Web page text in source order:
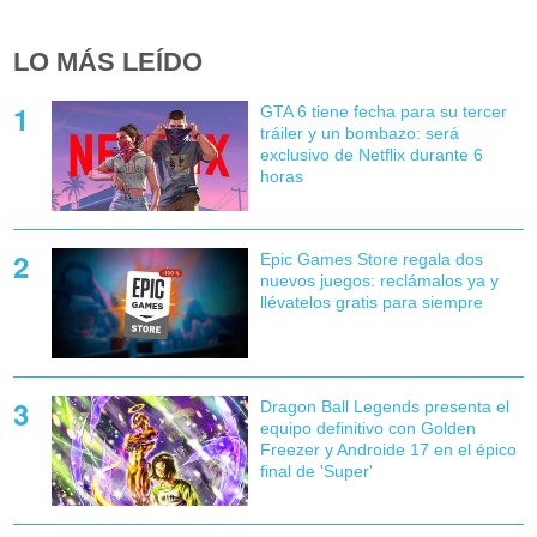
LO MÁS LEÍDO
GTA 6 tiene fecha para su tercer
tráiler y un bombazo: será
exclusivo de Netflix durante 6
horas
Epic Games Store regala dos
nuevos juegos: reclámalos ya y
llévatelos gratis para siempre
Dragon Ball Legends presenta el
equipo definitivo con Golden
Freezer y Androide 17 en el épico
final de 'Super'